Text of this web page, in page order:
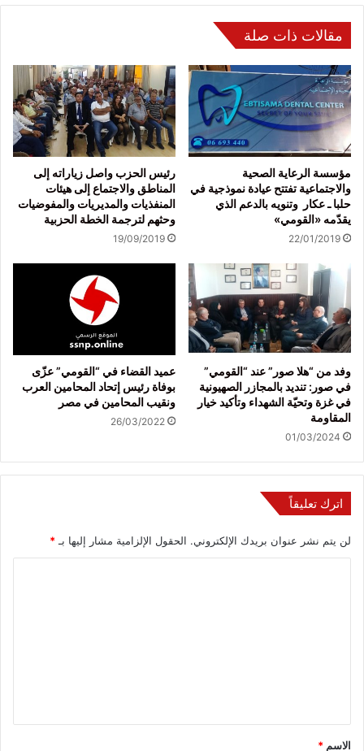
مقالات ذات صلة
مؤسسة الرعاية الصحية
والاجتماعية تفتتح عيادة نموذجية في
حلبا ـ عكار وتنويه بالدعم الذي
يقدّمه «القومي»
22/01/2019
رئيس الحزب واصل زياراته إلى
المناطق والاجتماع إلى هيئات
المنفذيات والمديريات والمفوضيات
وحثهم لترجمة الخطة الحزبية
19/09/2019
وفد من “هلا صور” عند “القومي”
في صور: تنديد بالمجازر الصهيونية
في غزة وتحيّة الشهداء وتأكيد خيار
المقاومة
01/03/2024
عميد القضاء في “القومي” عزّى
بوفاة رئيس إتحاد المحامين العرب
ونقيب المحامين في مصر
26/03/2022
اترك تعليقاً
لن يتم نشر عنوان بريدك الإلكتروني. الحقول الإلزامية مشار إليها بـ *
*
الاسم *